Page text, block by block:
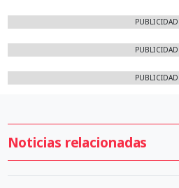
PUBLICIDAD
PUBLICIDAD
PUBLICIDAD
Noticias relacionadas